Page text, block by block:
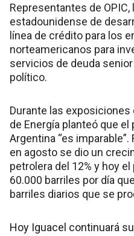
Representantes de
estadounidense de
línea de crédito para los
norteamericanos para
servicios de deuda
político.
Durante las
de Energía planteó que
Argentina “es
en agosto se dio un
petrolera del 12% y hoy
60.000 barriles por día
barriles diarios que se
Hoy Iguacel continuará